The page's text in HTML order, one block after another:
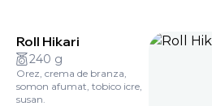
Roll Hikari
240 g
Orez, crema de branza,
somon afumat, tobico icre,
susan.